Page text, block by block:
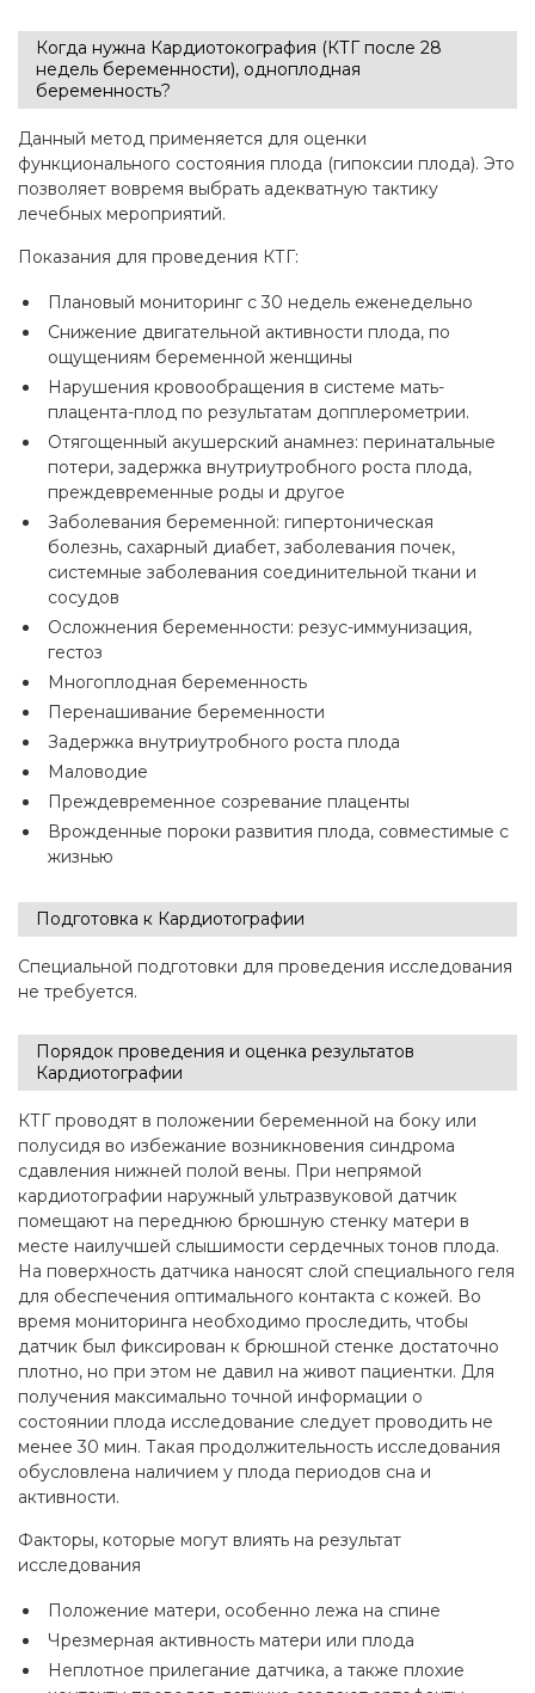
Когда нужна Кардиотокография (КТГ после 28
недель беременности), одноплодная
беременность?
Данный метод применяется для оценки
функционального состояния плода (гипоксии плода). Это
позволяет вовремя выбрать адекватную тактику
лечебных мероприятий.
Показания для проведения КТГ:
Плановый мониторинг с 30 недель еженедельно
Снижение двигательной активности плода, по
ощущениям беременной женщины
Нарушения кровообращения в системе мать-
плацента-плод по результатам допплерометрии.
Отягощенный акушерский анамнез: перинатальные
потери, задержка внутриутробного роста плода,
преждевременные роды и другое
Заболевания беременной: гипертоническая
болезнь, сахарный диабет, заболевания почек,
системные заболевания соединительной ткани и
сосудов
Осложнения беременности: резус-иммунизация,
гестоз
Многоплодная беременность
Перенашивание беременности
Задержка внутриутробного роста плода
Маловодие
Преждевременное созревание плаценты
Врожденные пороки развития плода, совместимые с
жизнью
Подготовка к Кардиотографии
Специальной подготовки для проведения исследования
не требуется.
Порядок проведения и оценка результатов
Кардиотографии
КТГ проводят в положении беременной на боку или
полусидя во избежание возникновения синдрома
сдавления нижней полой вены. При непрямой
кардиотографии наружный ультразвуковой датчик
помещают на переднюю брюшную стенку матери в
месте наилучшей слышимости сердечных тонов плода.
На поверхность датчика наносят слой специального геля
для обеспечения оптимального контакта с кожей. Во
время мониторинга необходимо проследить, чтобы
датчик был фиксирован к брюшной стенке достаточно
плотно, но при этом не давил на живот пациентки. Для
получения максимально точной информации о
состоянии плода исследование следует проводить не
менее 30 мин. Такая продолжительность исследования
обусловлена наличием у плода периодов сна и
активности.
Факторы, которые могут влиять на результат
исследования
Положение матери, особенно лежа на спине
Чрезмерная активность матери или плода
Неплотное прилегание датчика, а также плохие